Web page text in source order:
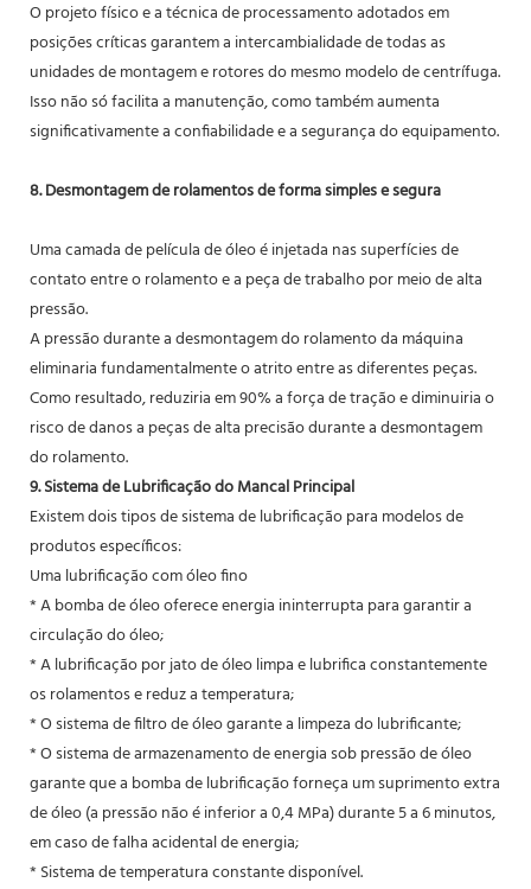
O projeto físico e a técnica de processamento adotados em
posições críticas garantem a intercambialidade de todas as
unidades de montagem e rotores do mesmo modelo de centrífuga.
Isso não só facilita a manutenção, como também aumenta
significativamente a confiabilidade e a segurança do equipamento.
8. Desmontagem de rolamentos de forma simples e segura
Uma camada de película de óleo é injetada nas superfícies de
contato entre o rolamento e a peça de trabalho por meio de alta
pressão.
A pressão durante a desmontagem do rolamento da máquina
eliminaria fundamentalmente o atrito entre as diferentes peças.
Como resultado, reduziria em 90% a força de tração e diminuiria o
risco de danos a peças de alta precisão durante a desmontagem
do rolamento.
9. Sistema de Lubrificação do Mancal Principal
Existem dois tipos de sistema de lubrificação para modelos de
produtos específicos:
Uma lubrificação com óleo fino
* A bomba de óleo oferece energia ininterrupta para garantir a
circulação do óleo;
* A lubrificação por jato de óleo limpa e lubrifica constantemente
os rolamentos e reduz a temperatura;
* O sistema de filtro de óleo garante a limpeza do lubrificante;
* O sistema de armazenamento de energia sob pressão de óleo
garante que a bomba de lubrificação forneça um suprimento extra
de óleo (a pressão não é inferior a 0,4 MPa) durante 5 a 6 minutos,
em caso de falha acidental de energia;
* Sistema de temperatura constante disponível.